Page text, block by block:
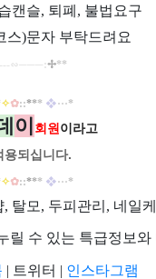
캔슬, 퇴폐, 불법요구
스)문자 부탁드려요
∽───:✢**
✧✿::*** ❖···*
이 회원 이라고
용되십니다.
✧✿::*** ❖···*
, 탈모, 두피관리, 네일
릴 수 있는 특급정보
| 트위터 | 인스타그램